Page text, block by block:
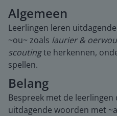
Algemeen
Leerlingen leren
~ou~ zoals laurier &
scoutingte herkennen,
spellen.
Belang
Bespreek met de
uitdagende woorden met